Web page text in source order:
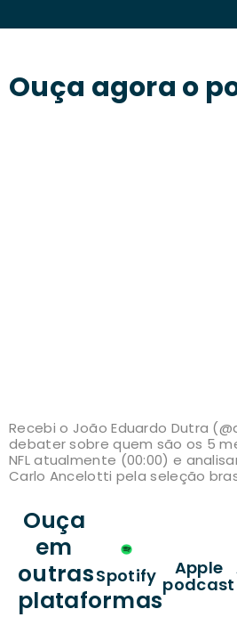
Ouça agora o
Recebi o João Eduardo Dutra
debater sobre quem são os 5
NFL atualmente (00:00) e
Carlo Ancelotti pela seleção
Ouça
em
outras
plataformas
Spotify Apple
podcast